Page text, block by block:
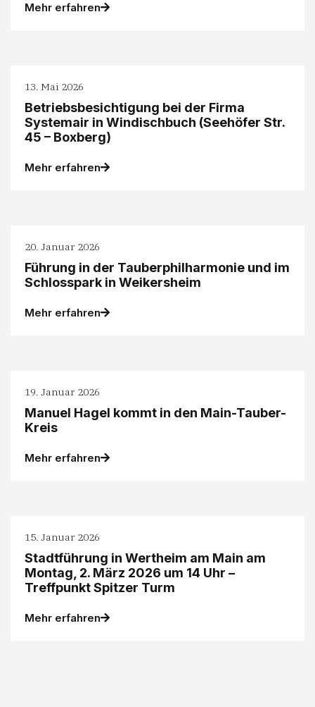
Mehr erfahren
13. Mai 2026
Betriebsbesichtigung bei der Firma
Systemair in Windischbuch (Seehöfer Str.
45 – Boxberg)
Mehr erfahren
20. Januar 2026
Führung in der Tauberphilharmonie und im
Schlosspark in Weikersheim
Mehr erfahren
19. Januar 2026
Manuel Hagel kommt in den Main-Tauber-
Kreis
Mehr erfahren
15. Januar 2026
Stadtführung in Wertheim am Main am
Montag, 2. März 2026 um 14 Uhr –
Treffpunkt Spitzer Turm
Mehr erfahren